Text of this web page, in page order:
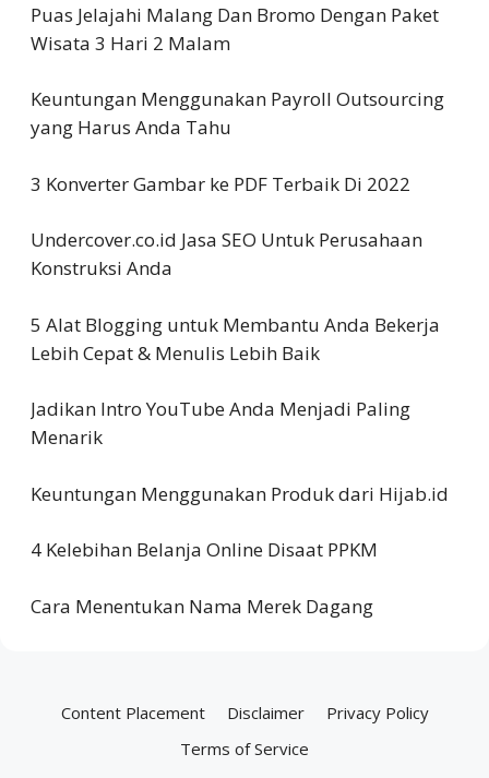
Puas Jelajahi Malang Dan Bromo Dengan Paket
Wisata 3 Hari 2 Malam
Keuntungan Menggunakan Payroll Outsourcing
yang Harus Anda Tahu
3 Konverter Gambar ke PDF Terbaik Di 2022
Undercover.co.id Jasa SEO Untuk Perusahaan
Konstruksi Anda
5 Alat Blogging untuk Membantu Anda Bekerja
Lebih Cepat & Menulis Lebih Baik
Jadikan Intro YouTube Anda Menjadi Paling
Menarik
Keuntungan Menggunakan Produk dari Hijab.id
4 Kelebihan Belanja Online Disaat PPKM
Cara Menentukan Nama Merek Dagang
Content Placement Disclaimer
Privacy Policy
Terms of Service